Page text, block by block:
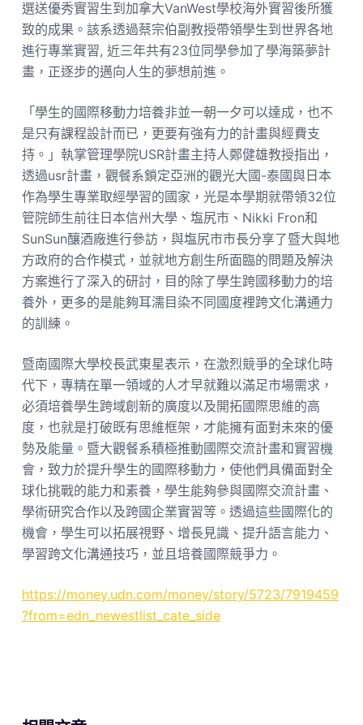
選送優秀實習生到加拿大VanWest學校海外實習後所獲
致的成果。該系透過蔡宗伯副教授帶領學生到世界各地
進行專業實習, 近三年共有23位同學參加了學海築夢計
畫，正逐步的邁向人生的夢想前進。
「學生的國際移動力培養非並一朝一夕可以達成，也不
是只有課程設計而已，更要有強有力的計畫與經費支
持。」執掌管理學院USR計畫主持人鄭健雄教授指出，
透過usr計畫，觀餐系鎖定亞洲的觀光大國-泰國與日本
作為學生專業取經學習的國家，光是本學期就帶領32位
管院師生前往日本信州大學、塩尻市、Nikki Fron和
SunSun釀酒廠進行參訪，與塩尻市市長分享了暨大與地
方政府的合作模式，並就地方創生所面臨的問題及解決
方案進行了深入的研討，目的除了學生跨國移動力的培
養外，更多的是能夠耳濡目染不同國度裡跨文化溝通力
的訓練。
暨南國際大學校長武東星表示，在激烈競爭的全球化時
代下，專精在單一領域的人才早就難以滿足市場需求，
必須培養學生跨域創新的廣度以及開拓國際思維的高
度，也就是打破既有思維框架，才能擁有面對未來的優
勢及能量。暨大觀餐系積極推動國際交流計畫和實習機
會，致力於提升學生的國際移動力，使他們具備面對全
球化挑戰的能力和素養，學生能夠參與國際交流計畫、
學術研究合作以及跨國企業實習等。透過這些國際化的
機會，學生可以拓展視野、增長見識、提升語言能力、
學習跨文化溝通技巧，並且培養國際競爭力。
https://money.udn.com/money/story/5723/7919459
?from=edn_newestlist_cate_side